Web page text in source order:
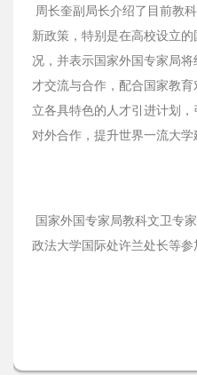
周长奎副局长介绍了目前教
新政策，特别是在高校设立
况，并表示国家外国专家局
才交流与合作，配合国家教
立各具特色的人才引进计划
对外合作，提升世界一流大学
国家外国专家局教科文卫专
政法大学国际处许兰处长等参